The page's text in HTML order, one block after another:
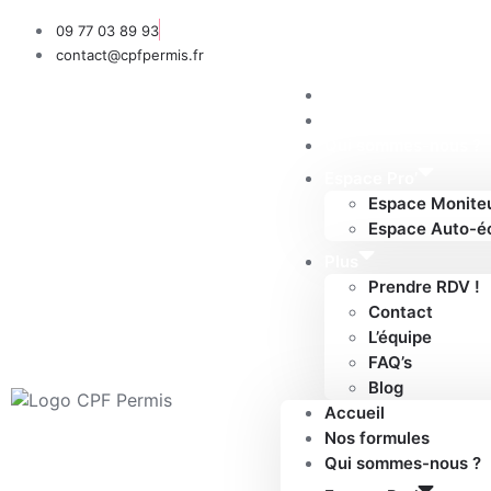
09 77 03 89 93
contact@cpfpermis.fr
Espace
Espace Auto-
Prendre RDV !
Contact
L’équipe
FAQ’s
Blog
Accueil
Nos formules
Qui sommes-nous ?